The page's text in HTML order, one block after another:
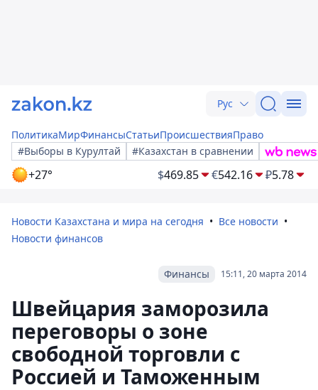
Рус
ПолитикаМирФинансыСтатьиПроисшествияПраво
#Выборы в Курултай
#Казахстан в сравнении
+27° $469.85 €542.16 ₽5.78
Новости Казахстана и мира на сегодня
Все новости
Новости финансов
15:11, 20 марта 2014
Финансы
Швейцария заморозила
переговоры о зоне
свободной торговли с
Россией и Таможенным